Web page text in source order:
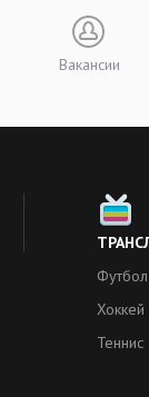
Вакансии
Футбол
Хоккей
Теннис